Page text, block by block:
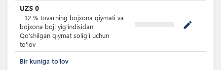
UZS 0
- 12 % tovarning bojxona qiymati va
bojxona boji yig’indisidan
Qoʻshilgan qiymat soligʻi uchun
to'lov
mode_edit
Bir kuniga to'lov